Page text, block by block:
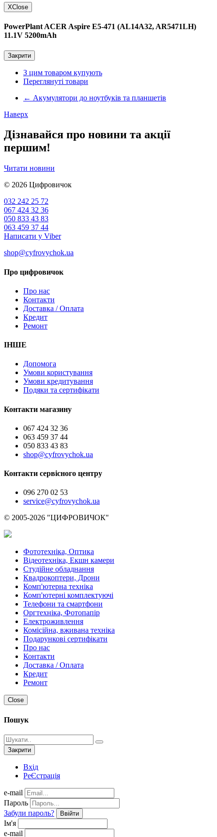
XClose
PowerPlant ACER Aspire E5-471 (AL14A32, AR5471LH)
11.1V 5200mAh
Закрити
З цим товаром купують
Переглянуті товари
← Акумулятори до ноутбуків та планшетів
Наверх
Дізнавайся про новини та акції
першим!
Читати новини
© 2026 Цифровичок
032 242 25 72
067 424 32 36
050 833 43 83
063 459 37 44
Написати у Viber
shop@cyfrovychok.ua
Про цифровичок
Про нас
Контакти
Доставка / Оплата
Кредит
Ремонт
ІНШЕ
Допомога
Умови користування
Умови кредитування
Подяки та сертифікати
Контакти магазину
067 424 32 36
063 459 37 44
050 833 43 83
shop@cyfrovychok.ua
Контакти сервісного центру
096 270 02 53
service@cyfrovychok.ua
© 2005-2026 "ЦИФРОВИЧОК"
Фототехніка, Оптика
Відеотехніка, Екшн камери
Студійне обладнання
Квадрокоптери, Дрони
Комп'ютерна техніка
Комп'ютерні комплектуючі
Телефони та смартфони
Оргтехніка, Фотопапір
Електроживлення
Комісійна, вживана техніка
Подарункові сертифікати
Про нас
Контакти
Доставка / Оплата
Кредит
Ремонт
Close
Пошук
Закрити
Вхід
РеЄстрація
e-mail
Пароль
Забули пароль?
Ввійти
Ім'я
e-mail